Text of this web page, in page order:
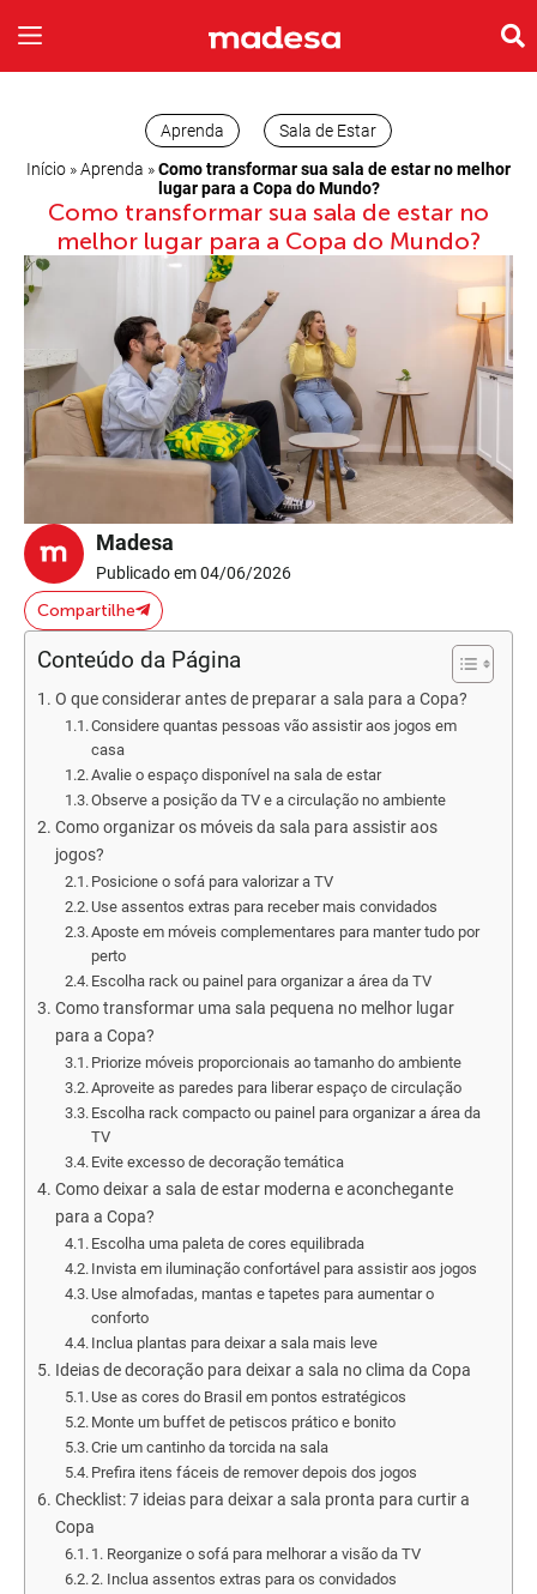
Início »Aprenda »Como transformar sua sala de estar no melhor
lugar para a Copa do Mundo?
Aprenda Sala de Estar
Como transformar sua sala de estar no
melhor lugar para a Copa do Mundo?
Madesa
Publicado em 04/06/2026
Compartilhe
Conteúdo da Página
O que considerar antes de preparar a sala para a Copa?
Considere quantas pessoas vão assistir aos jogos em
casa
Avalie o espaço disponível na sala de estar
Observe a posição da TV e a circulação no ambiente
Como organizar os móveis da sala para assistir aos
jogos?
Posicione o sofá para valorizar a TV
Use assentos extras para receber mais convidados
Aposte em móveis complementares para manter tudo por
perto
Escolha rack ou painel para organizar a área da TV
Como transformar uma sala pequena no melhor lugar
para a Copa?
Priorize móveis proporcionais ao tamanho do ambiente
Aproveite as paredes para liberar espaço de circulação
Escolha rack compacto ou painel para organizar a área da
TV
Evite excesso de decoração temática
Como deixar a sala de estar moderna e aconchegante
para a Copa?
Escolha uma paleta de cores equilibrada
Invista em iluminação confortável para assistir aos jogos
Use almofadas, mantas e tapetes para aumentar o
conforto
Inclua plantas para deixar a sala mais leve
Ideias de decoração para deixar a sala no clima da Copa
Use as cores do Brasil em pontos estratégicos
Monte um buffet de petiscos prático e bonito
Crie um cantinho da torcida na sala
Prefira itens fáceis de remover depois dos jogos
Checklist: 7 ideias para deixar a sala pronta para curtir a
Copa
1. Reorganize o sofá para melhorar a visão da TV
2. Inclua assentos extras para os convidados